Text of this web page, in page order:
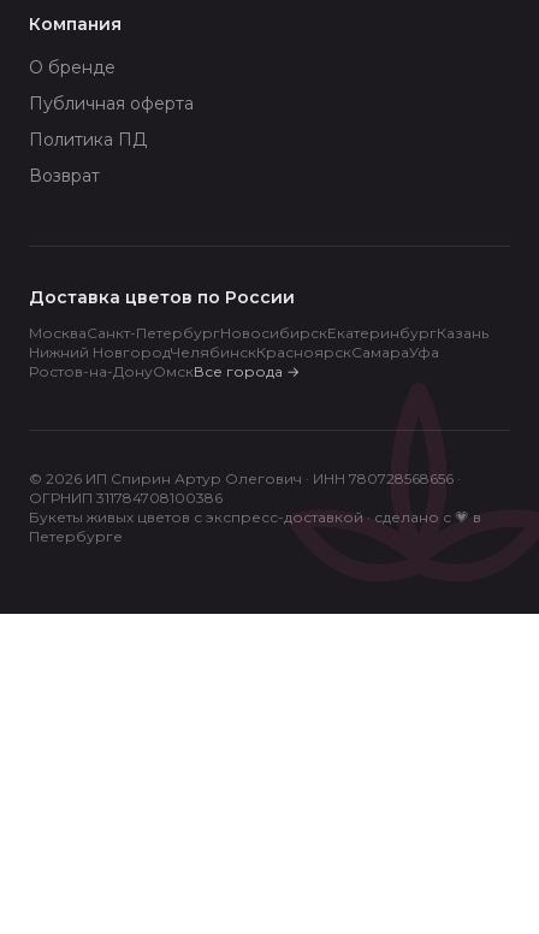
Компания
О бренде
Публичная оферта
Политика ПД
Возврат
Доставка цветов по России
МоскваСанкт-ПетербургНовосибирскЕкатеринбургКазань
Нижний НовгородЧелябинскКрасноярскСамараУфа
Ростов-на-ДонуОмскВсе города →
© 2026 ИП Спирин Артур Олегович · ИНН 780728568656 ·
ОГРНИП 311784708100386
Букеты живых цветов с экспресс-доставкой · сделано с 💗 в
Петербурге